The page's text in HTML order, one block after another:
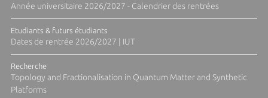
Année universitaire 2026/2027 - Calendrier des rentrées
Etudiants & futurs étudiants
Dates de rentrée 2026/2027 | IUT
Recherche
Topology and Fractionalisation in Quantum Matter and Synthetic
Platforms